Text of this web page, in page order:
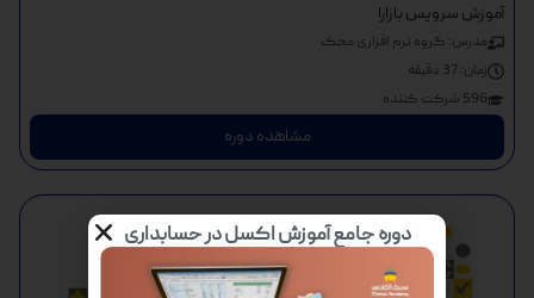
آموزش سرویس بازارا
مدرس: گروه نرم افزاری محک
زمان:37 دقیقه
596 شرکت کننده
مشاهده دوره
دوره جامع آموزش اکسل در حسابداری